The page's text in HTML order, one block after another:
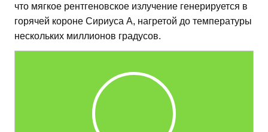
что мягкое рентгеновское излучение генерируется в
горячей короне Сириуса А, нагретой до температуры
нескольких миллионов градусов.